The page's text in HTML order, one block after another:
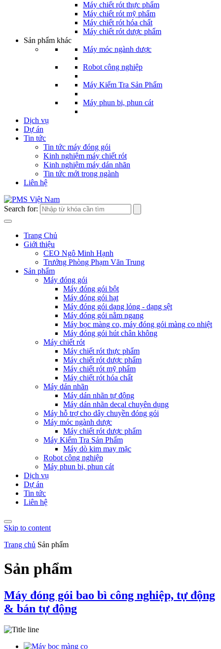
Máy chiết rót thực phẩm
Máy chiết rót mỹ phẩm
Máy chiết rót hóa chất
Máy chiết rót dược phẩm
Sản phẩm khác
Máy móc ngành dược
Robot công nghiệp
Máy Kiểm Tra Sản Phẩm
Máy phun bi, phun cát
Dịch vụ
Dự án
Tin tức
Tin tức máy đóng gói
Kinh nghiệm máy chiết rót
Kinh nghiệm máy dán nhãn
Tin tức mới trong ngành
Liên hệ
Search for:
Trang Chủ
Giới thiệu
CEO Ngô Minh Hạnh
Trưởng Phòng Phạm Văn Trung
Sản phẩm
Máy đóng gói
Máy đóng gói bột
Máy đóng gói hạt
Máy đóng gói dạng lỏng - dạng sệt
Máy đóng gói nằm ngang
Máy bọc màng co, máy đóng gói màng co nhiệt
Máy đóng gói hút chân không
Máy chiết rót
Máy chiết rót thực phẩm
Máy chiết rót dược phẩm
Máy chiết rót mỹ phẩm
Máy chiết rót hóa chất
Máy dán nhãn
Máy dán nhãn tự động
Máy dán nhãn decal chuyên dụng
Máy hỗ trợ cho dây chuyền đóng gói
Máy móc ngành dược
Máy chiết rót dược phẩm
Máy Kiểm Tra Sản Phẩm
Máy dò kim may mặc
Robot công nghiệp
Máy phun bi, phun cát
Dịch vụ
Dự án
Tin tức
Liên hệ
Skip to content
Trang chủ Sản phẩm
Sản phẩm
Máy đóng gói bao bì công nghiệp, tự động
& bán tự động